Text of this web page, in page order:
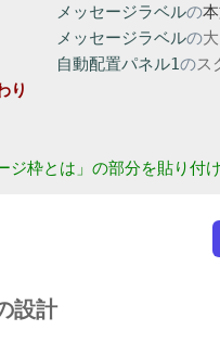
メッセージラベルの
メッセージラベルの
自動配置パネル1のス
枠とは」の部分を貼り付
設計